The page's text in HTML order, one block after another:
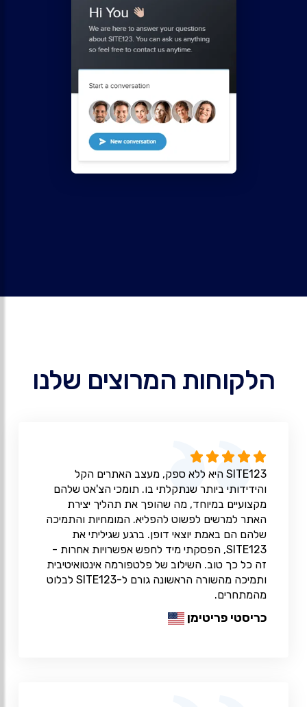
הלקוחות המרוצים שלנו
SITE123 היא ללא ספק, מעצב האתרים הקל
והידידותי ביותר שנתקלתי בו. תומכי הצ'אט שלהם
מקצועיים במיוחד, מה שהופך את תהליך יצירת
האתר למרשים לפשוט להפליא. המומחיות והתמיכה
שלהם הם באמת יוצאי דופן. ברגע שגיליתי את
SITE123, הפסקתי מיד לחפש אפשרויות אחרות -
זה כל כך טוב. השילוב של פלטפורמה אינטואיטיבית
ותמיכה מהשורה הראשונה גורם ל-SITE123 לבלוט
מהמתחרים.
כריסטי פריטימן